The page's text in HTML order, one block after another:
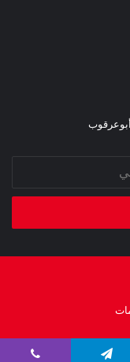
أبوعرقوب